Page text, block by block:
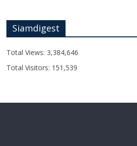
Siamdigest
Total Views: 3,384,646
Total Visitors: 151,539